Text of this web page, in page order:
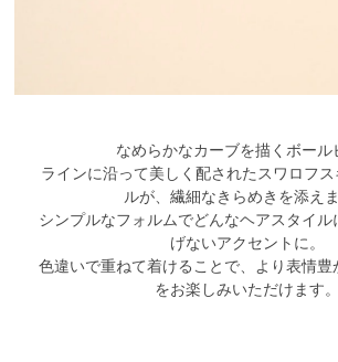
なめらかなカーブを描くボール
ラインに沿って美しく配されたスワロフ
ルが、繊細なきらめきを添えま
シンプルなフォルムでどんなヘアスタイル
げないアクセントに。
色違いで重ねて着けることで、より表情豊
をお楽しみいただけます。